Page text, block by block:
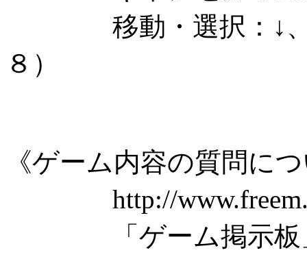
移動・選択：↓、←
８）
《ゲーム内容の質問に
http://
「ゲーム掲示板」